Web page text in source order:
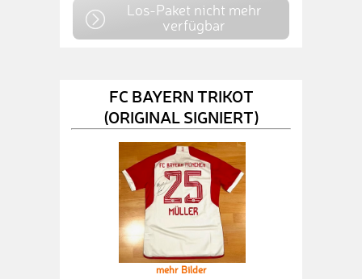
Los-Paket nicht mehr
verfügbar
FC BAYERN TRIKOT
(ORIGINAL SIGNIERT)
mehr Bilder